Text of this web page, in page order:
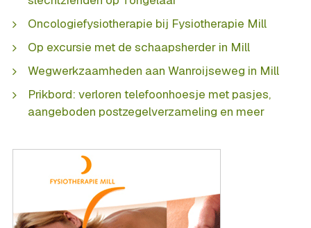
Oncologiefysiotherapie bij Fysiotherapie Mill
Op excursie met de schaapsherder in Mill
Wegwerkzaamheden aan Wanroijseweg in Mill
Prikbord: verloren telefoonhoesje met pasjes,
aangeboden postzegelverzameling en meer